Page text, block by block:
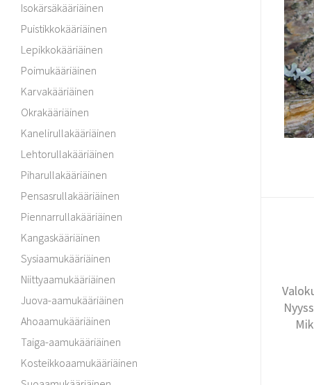
Isokärsäkääriäinen
Puistikkokääriäinen
Lepikkokääriäinen
Poimukääriäinen
Karvakääriäinen
Okrakääriäinen
Kanelirullakääriäinen
Lehtorullakääriäinen
Piharullakääriäinen
Pensasrullakääriäinen
Piennarrullakääriäinen
Kangaskääriäinen
Sysiaamukääriäinen
Niittyaamukääriäinen
Juova-aamukääriäinen
Ahoaamukääriäinen
Taiga-aamukääriäinen
Kosteikkoaamukääriäinen